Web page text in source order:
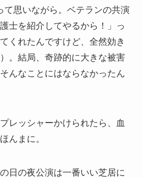
て思いながら。ベテランの共演
士を紹介してやるから！」っ
くれたんですけど、全然効き
。結局、奇跡的に大きな被害
んなことにはならなかったん
レッシャーかけられたら、血
んまに。
日の夜公演は一番いい芝居に